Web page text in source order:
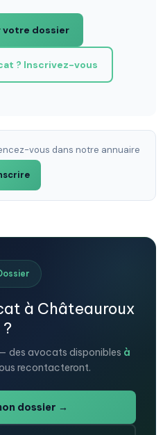
votre dossier
? Inscrivez-vous
vous dans notre annuaire
à Châteauroux
?
des avocats disponibles à
recontacteront.
dossier →